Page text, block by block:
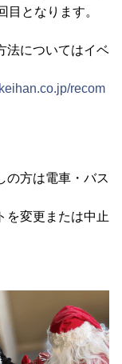
となります。
法についてはイベ
recom
の方は電車・バス
を変更または中止